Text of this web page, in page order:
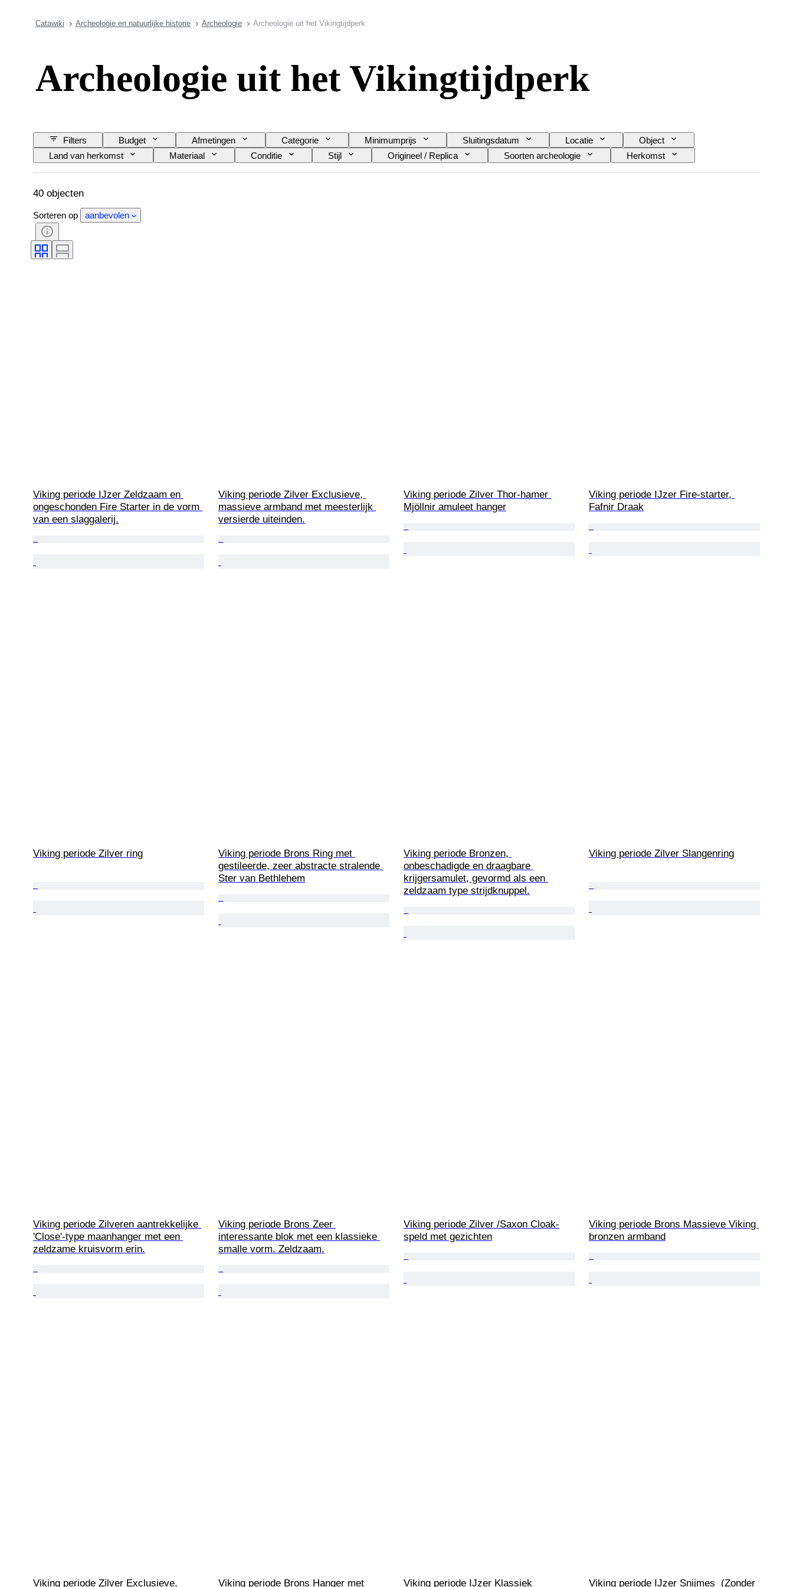
Catawiki Archeologie en natuurlijke historie Archeologie Archeologie uit het Vikingtijdperk
Archeologie uit het Vikingtijdperk
Filters Budget Afmetingen Categorie Minimumprijs Sluitingsdatum Locatie
Object
Land van herkomst
Materiaal Conditie Stijl Origineel / Replica Soorten archeologie Herkomst
40 objecten
Sorteren op aanbevolen
Viking periode IJzer Zeldzaam en
ongeschonden Fire Starter in de vorm
van een slaggalerij.
Viking periode Zilver Exclusieve,
massieve armband met meesterlijk
versierde uiteinden.
Viking periode Zilver Thor-hamer
Mjöllnir amuleet hanger
Viking periode IJzer Fire-starter,
Fafnir Draak
Viking periode Zilver ring
Viking periode Brons Ring met
gestileerde, zeer abstracte stralende
Ster van Bethlehem
Viking periode Bronzen,
onbeschadigde en draagbare
krijgersamulet, gevormd als een
zeldzaam type strijdknuppel.
Viking periode Zilver Slangenring
Viking periode Zilveren aantrekkelijke
'Close'-type maanhanger met een
zeldzame kruisvorm erin.
Viking periode Brons Zeer
interessante blok met een klassieke
smalle vorm. Zeldzaam.
Viking periode Zilver /Saxon Cloak-
speld met gezichten
Viking periode Brons Massieve Viking
bronzen armband
Viking periode Zilver Exclusieve,
Viking periode Brons Hanger met
Viking periode IJzer Klassiek
Viking periode IJzer Snijmes  (Zonder